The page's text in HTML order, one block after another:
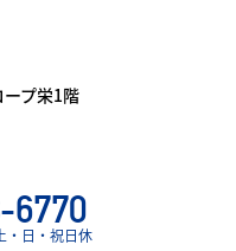
プ栄1階
6770
・日・祝日休